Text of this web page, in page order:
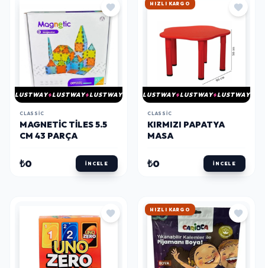
LUSTWAY LUSTWAY LUSTWAY
CLASSIC
MAGNETIC TILES 5.5
CM 43 PARÇA
₺0 İNCELE
HIZLI KARGO
LUSTWAY LUSTWAY LUSTWAY
CLASSIC
KIRMIZI PAPATYA
MASA
₺0 İNCELE
HIZLI KARGO